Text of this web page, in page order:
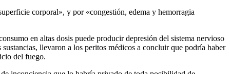
corporal», y por «congestión, edema y hemorragia
en altas dosis puede producir depresión del sistema nervioso
llevaron a los peritos médicos a concluir que podría haber
del fuego.